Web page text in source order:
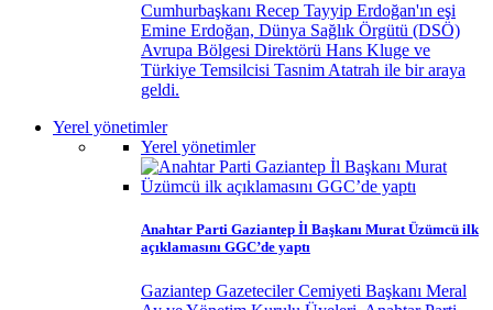
Cumhurbaşkanı Recep Tayyip Erdoğan'ın eşi
Emine Erdoğan, Dünya Sağlık Örgütü (DSÖ)
Avrupa Bölgesi Direktörü Hans Kluge ve
Türkiye Temsilcisi Tasnim Atatrah ile bir araya
geldi.
Yerel yönetimler
Yerel yönetimler
Anahtar Parti Gaziantep İl Başkanı Murat Üzümcü ilk
açıklamasını GGC’de yaptı
Gaziantep Gazeteciler Cemiyeti Başkanı Meral